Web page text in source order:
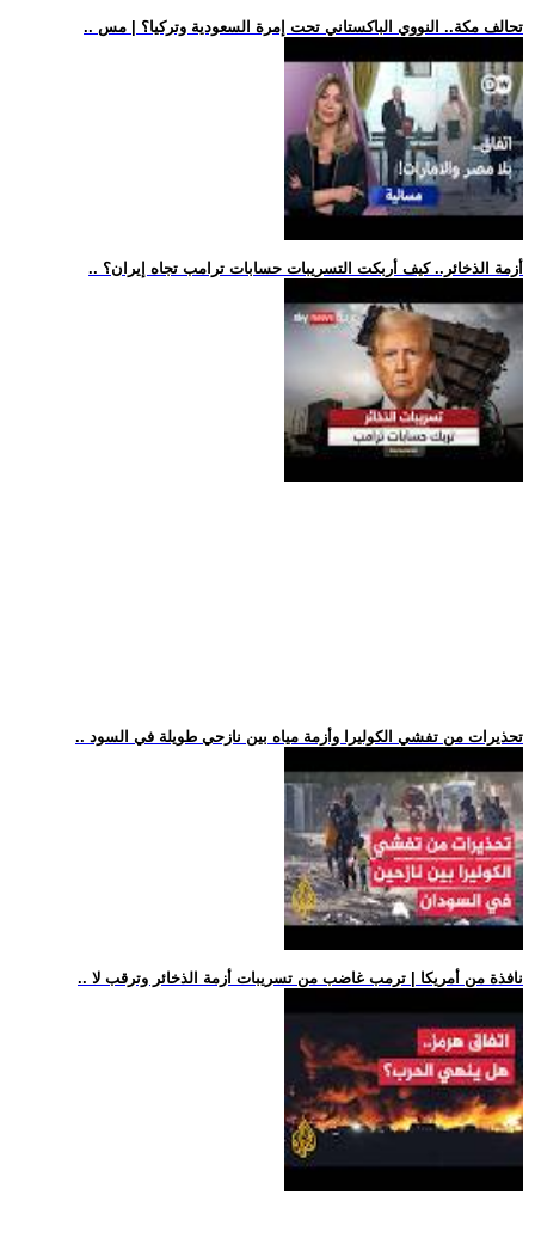
.. تحالف مكة.. النووي الباكستاني تحت إمرة السعودية وتركيا؟ | مس
.. أزمة الذخائر.. كيف أربكت التسريبات حسابات ترامب تجاه إيران؟
.. تحذيرات من تفشي الكوليرا وأزمة مياه بين نازحي طويلة في السود
.. نافذة من أمريكا | ترمب غاضب من تسريبات أزمة الذخائر وترقب لا